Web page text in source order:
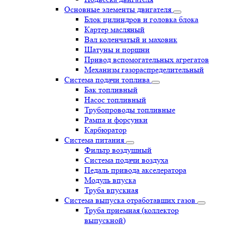
Основные элементы двигателя
Блок цилиндров и головка блока
Картер масляный
Вал коленчатый и маховик
Шатуны и поршни
Привод вспомогательных агрегатов
Механизм газораспределительный
Система подачи топлива
Бак топливный
Насос топливный
Трубопроводы топливные
Рампа и форсунки
Карбюратор
Система питания
Фильтр воздушный
Система подачи воздуха
Педаль привода акселератора
Модуль впуска
Труба впускная
Система выпуска отработавших газов
Труба приемная (коллектор
выпускной)